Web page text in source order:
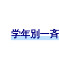
学年別一